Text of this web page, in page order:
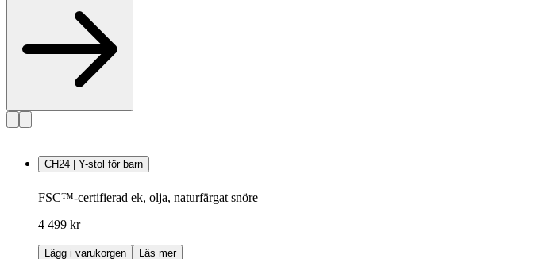
CH24 | Y-stol för barn
FSC™-certifierad ek, olja, naturfärgat snöre
4 499 kr
Lägg i varukorgen Läs mer